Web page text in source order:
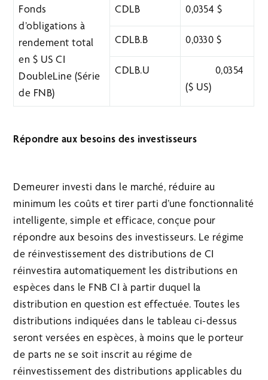
Fonds
d’obligations à
rendement total
en $ US CI
DoubleLine (Série
de FNB)
CDLB 0,0354 $
CDLB.B 0,0330 $
CDLB.U
0,0354
($ US)
Répondre aux besoins des investisseurs
Demeurer investi dans le marché, réduire au
minimum les coûts et tirer parti d’une fonctionnalité
intelligente, simple et efficace, conçue pour
répondre aux besoins des investisseurs. Le régime
de réinvestissement des distributions de CI
réinvestira automatiquement les distributions en
espèces dans le FNB CI à partir duquel la
distribution en question est effectuée. Toutes les
distributions indiquées dans le tableau ci-dessus
seront versées en espèces, à moins que le porteur
de parts ne se soit inscrit au régime de
réinvestissement des distributions applicables du